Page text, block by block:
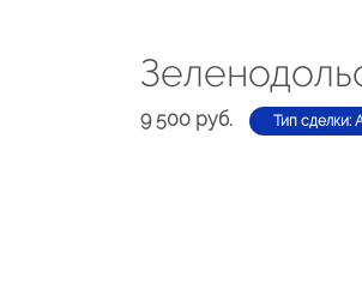
9 500 руб. Тип сделки: